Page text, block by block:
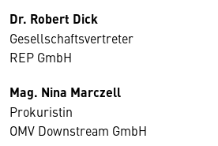
Dr. Robert Dick
Gesellschaftsvertreter
REP GmbH
Mag. Nina Marczell
Prokuristin
OMV Downstream GmbH